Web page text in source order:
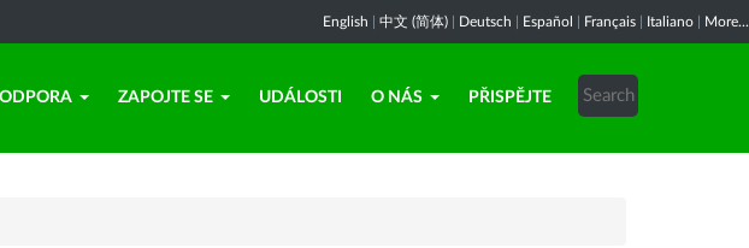
English 中文 (简体) Deutsch Español Français Italiano More...
ZAPOJTE SE UDÁLOSTI O NÁS PŘISPĚJTE